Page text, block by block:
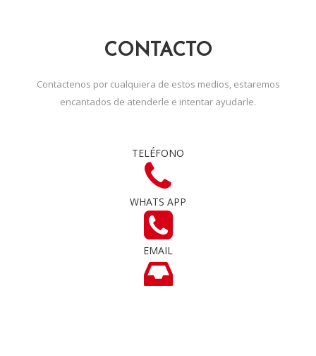
CONTACTO
Contactenos por cualquiera de estos medios, estaremos
encantados de atenderle e intentar ayudarle.
TELÉFONO
WHATS APP
EMAIL